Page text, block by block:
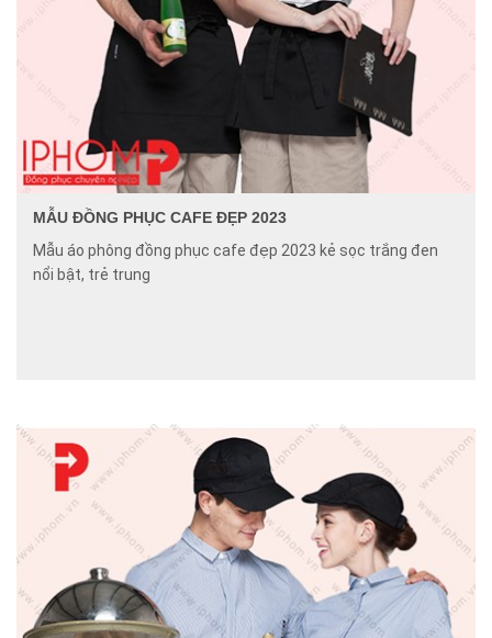
MẪU ĐỒNG PHỤC CAFE ĐẸP 2023
Mẫu áo phông đồng phục cafe đẹp 2023 kẻ sọc trắng đen
nổi bật, trẻ trung